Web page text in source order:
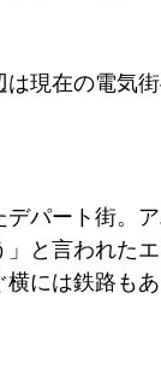
現在の電気
パート街。
と言われた
には鉄路も